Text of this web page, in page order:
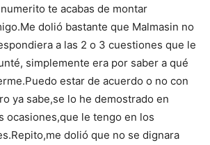
numerito te acabas de montar
dolió bastante que Malmasin no
a las 2 o 3 cuestiones que le
simplemente era por saber a qué
estar de acuerdo o no con
ya sabe,se lo he demostrado en
ocasiones,que le tengo en los
dolió que no se dignara